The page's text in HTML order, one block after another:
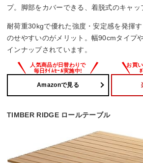
プ。脚部をカバーできる、着脱式のキャッ
耐荷重30kgで優れた強度・安定感を発揮
のせやすいのがメリット。幅90cmタイプ
インナップされています。
Amazonで見る
TIMBER RIDGE ロールテーブル